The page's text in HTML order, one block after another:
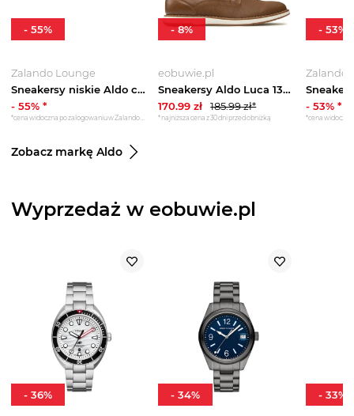
Zalando Lounge
Sneakersy niskie Aldo czarny
- 55% *
*cena widoczna po zalogowaniu w Zalando Lounge
- 55%
eobuwie.pl
Sneakersy Aldo Luca 13386635 Brązowy
170.99 zł 185.99zł*
*najniższa cena z 30 dni przed obniżką
-8%
Zalando
- 53% *
- 53%
Zobacz markę Aldo
Wyprzedaż w eobuwie.pl
- 36% -34% - 33%